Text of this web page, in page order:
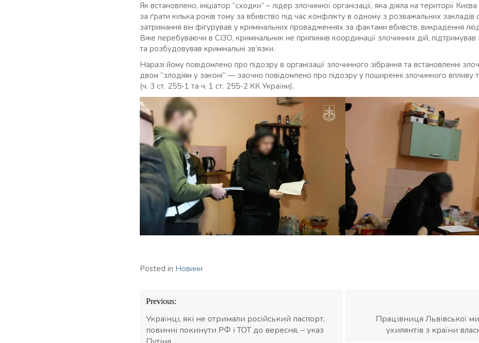
Як встановлено, ініціатор “сходки” – лідер злочинної організації, яка діяла на території
за ґрати кілька років тому за вбивство під час конфлікту в одному з розважальних
затримання він фігурував у кримінальних провадженнях за фактами вбивств, викрадення
Вже перебуваючи в СІЗО, кримінальник не припинив координації злочинних дій, підтримував
та розбудовував кримінальні зв’язки.
Наразі йому повідомлено про підозру в організації злочинного зібрання та встановленні
двом “злодіям у законі” — заочно повідомлено про підозру у поширенні злочинного впливу
(ч. 3 ст. 255-1 та ч. 1 ст. 255-2 КК України).
Posted in Новини
Навігація
записів
Previous:
Українці, які не отримали російський паспорт,
повинні покинути РФ і ТОТ до вересня, – указ
Працівниця Львівської
ухилянтів з країни